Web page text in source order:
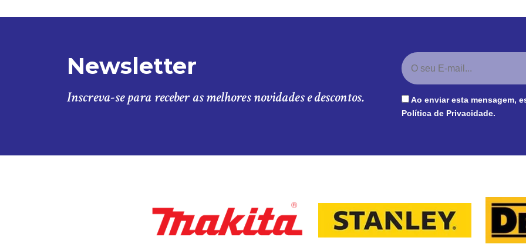
Newsletter
Inscreva-se para receber as melhores novidades e descontos.
Ao enviar esta mensagem,
Política de Privacidade.